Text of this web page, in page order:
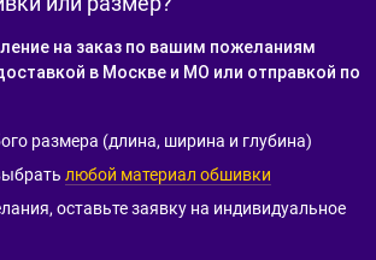
на заказ по вашим пожеланиям
в Москве и МО или отправкой по
размера (длина, ширина и глубина)
любой материал обшивки
оставьте заявку на индивидуальное